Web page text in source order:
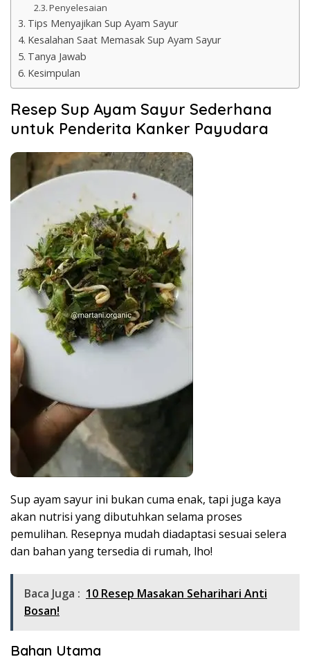
Penyelesaian
Tips Menyajikan Sup Ayam Sayur
Kesalahan Saat Memasak Sup Ayam Sayur
Tanya Jawab
Kesimpulan
Resep Sup Ayam Sayur Sederhana
untuk Penderita Kanker Payudara
Sup ayam sayur ini bukan cuma enak, tapi juga kaya
akan nutrisi yang dibutuhkan selama proses
pemulihan. Resepnya mudah diadaptasi sesuai selera
dan bahan yang tersedia di rumah, lho!
Baca Juga : 10 Resep Masakan Seharihari Anti
Bosan!
Bahan Utama